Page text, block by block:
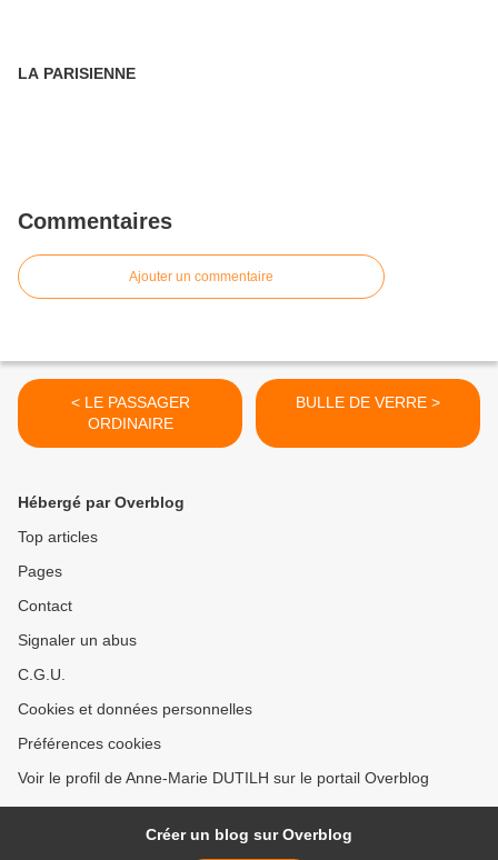
LA PARISIENNE
Commentaires
Ajouter un commentaire
< LE PASSAGER
ORDINAIRE
BULLE DE VERRE >
Hébergé par Overblog
Top articles
Pages
Contact
Signaler un abus
C.G.U.
Cookies et données personnelles
Préférences cookies
Voir le profil de Anne-Marie DUTILH sur le portail Overblog
Créer un blog sur Overblog